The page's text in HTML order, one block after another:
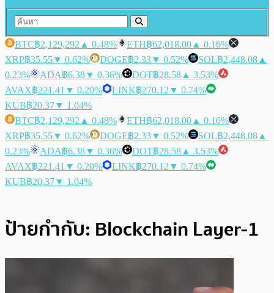
BTC฿2,129,292 ▲ 0.48% ETH฿62,018.00 ▲ 0.16%
XRP฿35.55▼ 0.62% DOGE฿2.33▼ 0.52% SOL฿2,448.08 ▲
0.23%
ADA฿6.38▼ 0.36% DOT฿28.58 ▲ 3.53%
AVAX฿221.41 ▼ 0.20% LINK฿270.12 ▼ 0.74%
KUB฿20.37▼ 1.04%
BTC฿2,129,292 ▲ 0.48% ETH฿62,018.00 ▲ 0.16%
XRP฿35.55▼ 0.62% DOGE฿2.33▼ 0.52% SOL฿2,448.08 ▲
0.23%
ADA฿6.38▼ 0.36% DOT฿28.58 ▲ 3.53%
AVAX฿221.41 ▼ 0.20% LINK฿270.12 ▼ 0.74%
KUB฿20.37▼ 1.04%
ป้ายกำกับ: Blockchain Layer-1